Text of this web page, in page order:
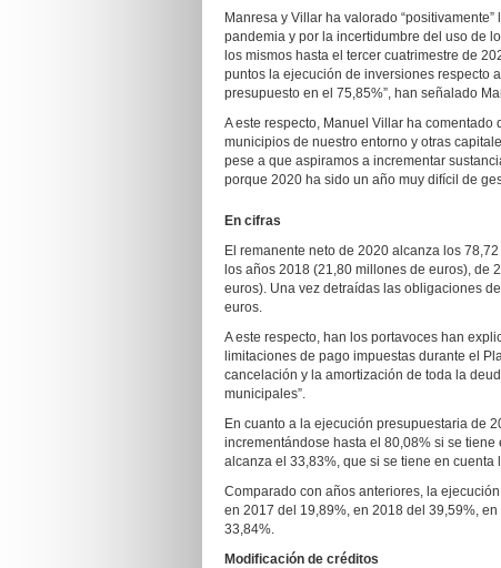
Manresa y Villar ha valorado
pandemia y por la incertidumbre del uso de
los mismos hasta el tercer cuatrimestre de
puntos la ejecución de inversiones respecto
presupuesto en el 75,85%”, han señalado
A este respecto, Manuel Villar ha
municipios de nuestro entorno y otras
pese a que aspiramos a incrementar
porque 2020 ha sido un año muy difícil de
En cifras
El remanente neto de 2020 alcanza los
los años 2018 (21,80 millones de euros), de
euros). Una vez detraídas las obligaciones
euros.
A este respecto, han los portavoces han
limitaciones de pago impuestas durante el
cancelación y la amortización de toda la
municipales”.
En cuanto a la ejecución presupuestaria de
incrementándose hasta el 80,08% si se
alcanza el 33,83%, que si se tiene en
Comparado con años anteriores, la
en 2017 del 19,89%, en 2018 del 39,59%,
33,84%.
Modificación de créditos